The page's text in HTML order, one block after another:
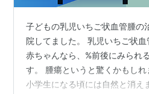
子どもの乳児いちご状血管腫の
院してました。 乳児いちご状
赤ちゃんなら、%前後にみられ
す。 腫瘍というと驚くかもしれ
小学生になる頃には自然と消え